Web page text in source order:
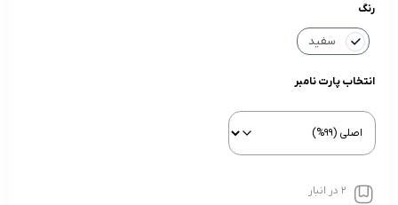
رنگ
سفید
انتخاب پارت نامبر
2 در انبار